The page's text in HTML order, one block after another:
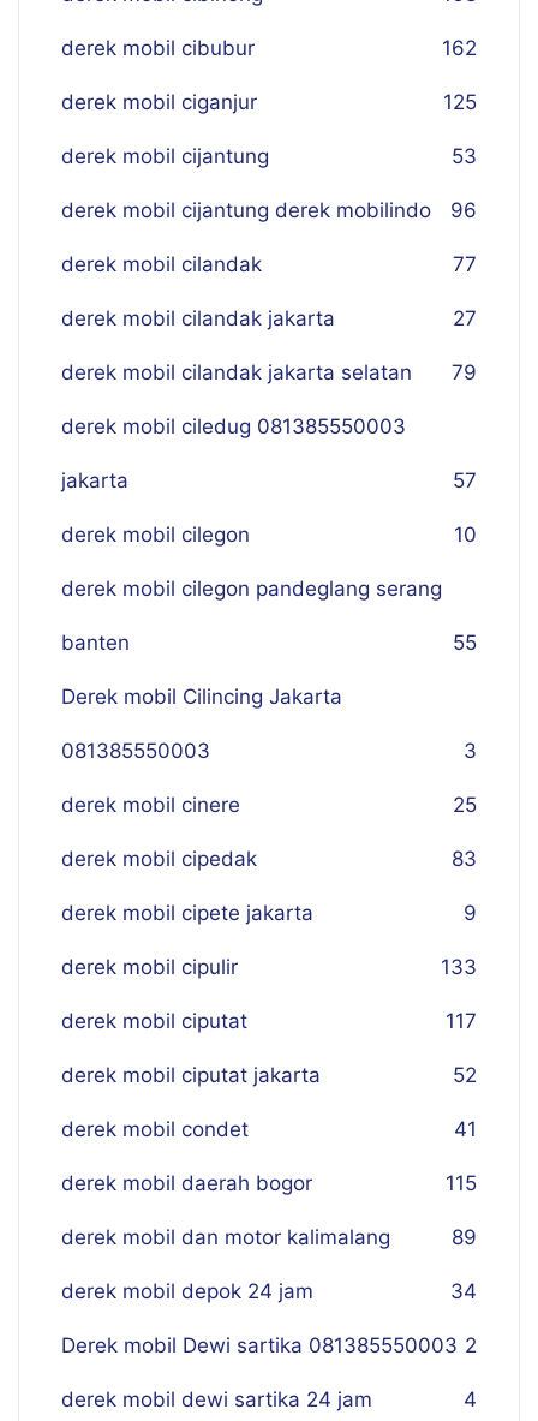
derek mobil cibubur 162
derek mobil ciganjur 125
derek mobil cijantung 53
derek mobil cijantung derek mobilindo 96
derek mobil cilandak 77
derek mobil cilandak jakarta 27
derek mobil cilandak jakarta selatan 79
derek mobil ciledug 081385550003
jakarta 57
derek mobil cilegon 10
derek mobil cilegon pandeglang serang
banten 55
Derek mobil Cilincing Jakarta
081385550003 3
derek mobil cinere 25
derek mobil cipedak 83
derek mobil cipete jakarta 9
derek mobil cipulir 133
derek mobil ciputat 117
derek mobil ciputat jakarta 52
derek mobil condet 41
derek mobil daerah bogor 115
derek mobil dan motor kalimalang 89
derek mobil depok 24 jam 34
Derek mobil Dewi sartika 081385550003 2
derek mobil dewi sartika 24 jam 4